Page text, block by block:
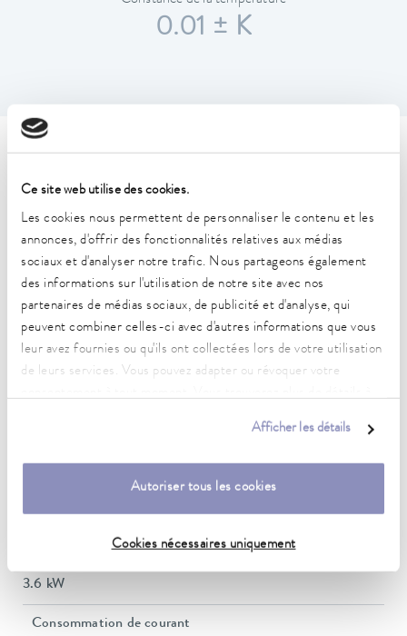
Ce site web utilise des cookies.
Les cookies nous permettent de personnaliser le contenu et les
annonces, d'offrir des fonctionnalités relatives aux médias
sociaux et d'analyser notre trafic. Nous partageons également
des informations sur l'utilisation de notre site avec nos
partenaires de médias sociaux, de publicité et d'analyse, qui
peuvent combiner celles-ci avec d'autres informations que vous
leur avez fournies ou qu'ils ont collectées lors de votre utilisation
de leurs services. Vous pouvez adapter ou révoquer votre
Afficher les détails
Autoriser tous les cookies
Cookies nécessaires uniquement
0.01 ± K
Caractéristiques techniques
(selon DIN 12876)
Plage de température de fonctionnement
30 ... 230 °C
Plage de température de fonctionnement avec
refroidissement à l'eau
20 ... 230 °C
5 ... 40 °C
3.6 kW
Consommation de courant